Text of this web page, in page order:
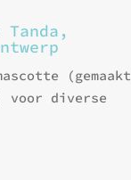
(gemaakt
voor diverse